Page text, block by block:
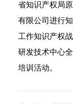
省知识产权局
有限公司进行
工作知识产权
研发技术中心
培训活动。